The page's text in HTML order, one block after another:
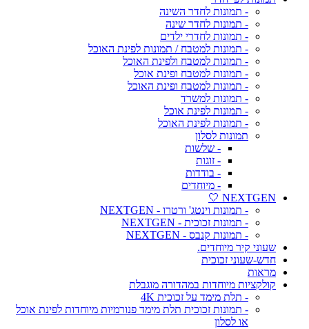
- תמונות לחדר השינה
- תמונות לחדר שינה
- תמונות לחדרי ילדים
- תמונות למטבח / תמונות לפינת האוכל
- תמונות למטבח ולפינת האוכל
- תמונות למטבח ופינת אוכל
- תמונות למטבח ופינת האוכל
- תמונות למשרד
- תמונות לפינת אוכל
- תמונות לפינת האוכל
תמונות לסלון
- שלשות
- זוגות
- בודדות
- מיוחדים
NEXTGEN 🤍
- תמונות וינטג' ורטרו - NEXTGEN
- תמונות זכוכית - NEXTGEN
- תמונות קנבס - NEXTGEN
שעוני קיר מיוחדים.
חדש-שעוני זכוכית
מראות
קולקציות מיוחדות במהדורה מוגבלת
- תלת מימד על זכוכית 4K
- תמונות זכוכית תלת מימד פנורמיות מיוחדות לפינת אוכל
או לסלון